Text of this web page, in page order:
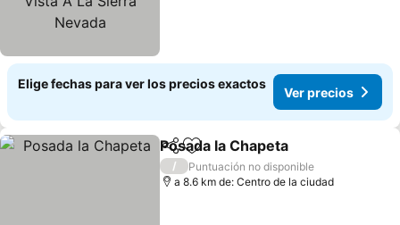
Elige fechas para ver los precios exactos
Ver precios
CompartirAgregar a favoritos
Posada la Chapeta
/
Puntuación no disponible
a 8.6 km de: Centro de la ciudad